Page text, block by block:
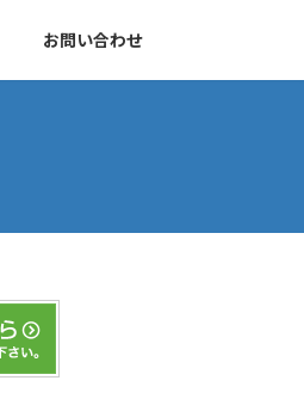
お問い合わせ